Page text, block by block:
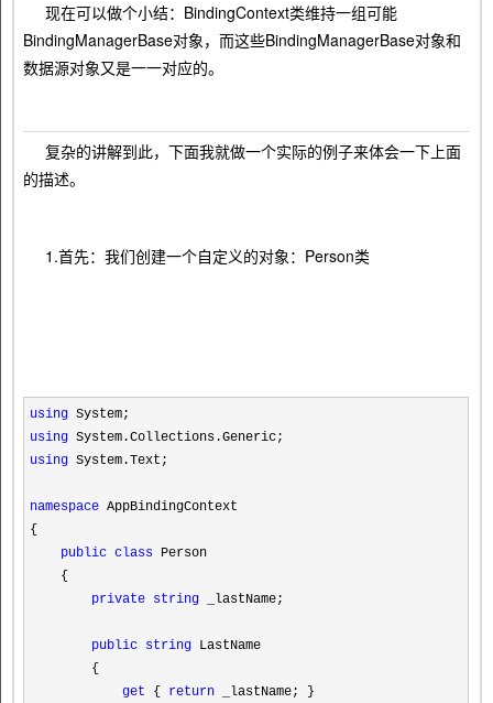
现在可以做个小结：BindingContext类维持一组可能
BindingManagerBase对象，而这些BindingManagerBase对象和
数据源对象又是一一对应的。
复杂的讲解到此，下面我就做一个实际的例子来体会一下上面
的描述。
1.首先：我们创建一个自定义的对象：Person类
using System;
using System.Collections.Generic;
using System.Text;
namespace AppBindingContext
{
public class Person
{
private string _lastName;
public string LastName
{
get { return _lastName; }